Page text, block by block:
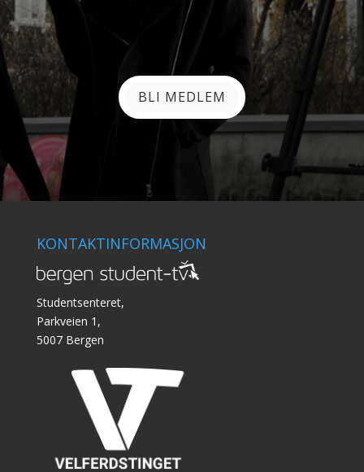
BLI MEDLEM
KONTAKTINFORMASJON
Studentsenteret,
Parkveien 1,
5007 Bergen